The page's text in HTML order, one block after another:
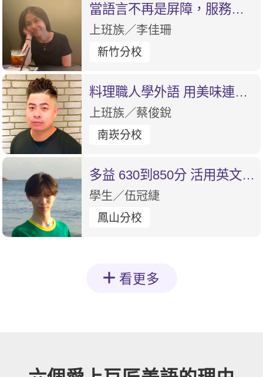
當語言不再是屏障，服務更
有溫度
上班族／李佳珊
新竹分校
料理職人學外語 用美味連結
世界
上班族／蔡俊銳
南崁分校
多益 630到850分 活用英文是
最大的進步
學生／伍冠緁
鳳山分校
看更多